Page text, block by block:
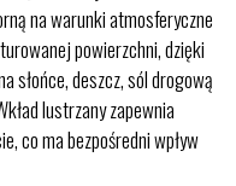
na warunki atmosferyczne
powierzchni, dzięki
słońce, deszcz, sól drogową
lustrzany zapewnia
co ma bezpośredni wpływ